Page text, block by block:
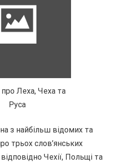
Леха, Чеха та
Руса
з найбільш відомих та
трьох слов’янських
Чехії, Польщі та